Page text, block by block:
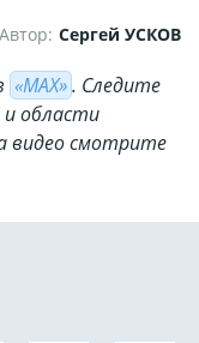
Автор: Сергей УСКОВ
«МАХ». Cледите
области
видео смотрите